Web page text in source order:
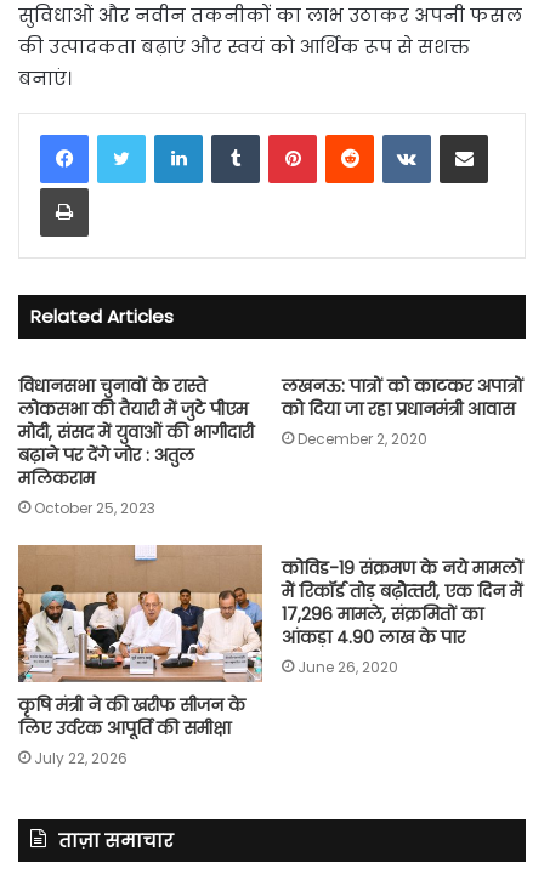
सुविधाओं और नवीन तकनीकों का लाभ उठाकर अपनी फसल
की उत्पादकता बढ़ाएं और स्वयं को आर्थिक रूप से सशक्त
बनाएं।
LinkedInTumblrPinterestReddit VKontakteShare via Email
Print
Related Articles
विधानसभा चुनावों के रास्ते
लोकसभा की तैयारी में जुटे पीएम
मोदी, संसद में युवाओं की भागीदारी
बढ़ाने पर देंगे जोर : अतुल
मलिकराम
October 25, 2023
लखनऊ: पात्रों को काटकर अपात्रों
को दिया जा रहा प्रधानमंत्री आवास
December 2, 2020
कृषि मंत्री ने की खरीफ सीजन के
लिए उर्वरक आपूर्ति की समीक्षा
July 22, 2026
कोविड-19 संक्रमण के नये मामलों
मेें रिकॉर्ड तोड़ बढ़ाेेेेेेत्‍तरी, एक दिन में
17,296 मामले, संक्रमितों का
आंकड़ा 4.90 लाख के पार
June 26, 2020
ताज़ा समाचार